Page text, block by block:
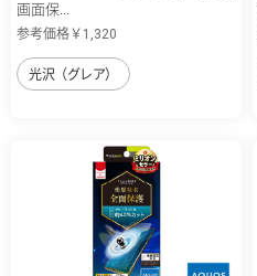
画面保...
参考価格￥1,320
光沢（グレア）